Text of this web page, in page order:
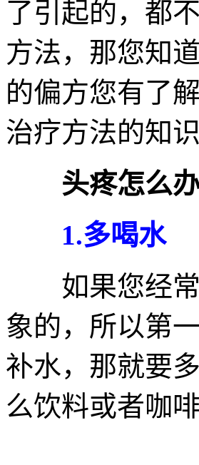
了引起的，都
方法，那您知
的偏方您有了
治疗方法的知
头疼怎么
1.多喝水
如果您经常
象的，所以第
补水，那就要
么饮料或者咖啡